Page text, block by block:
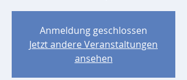
Anmeldung geschlossen
Jetzt andere Veranstaltungen
ansehen